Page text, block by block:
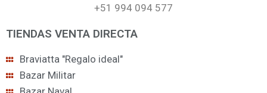
+51 994 094 577
TIENDAS VENTA DIRECTA
Braviatta "Regalo ideal"
Bazar Militar